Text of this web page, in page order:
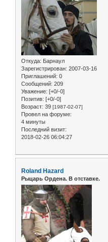
Откуда: Барнаул
Зарегистрирован: 2007-03-16
Приглашений: 0
Сообщений: 209
Уважение: [+0/-0]
Позитив: [+0/-0]
Возраст: 39 [1987-02-07]
Провел на форуме:
4 минуты
Последний визит:
2018-02-26 06:04:27
Roland Hazard
Рыцарь Ордена. В отставке.